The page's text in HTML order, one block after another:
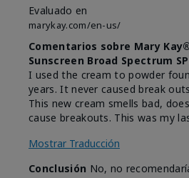
Evaluado en
marykay.com/en-us/
Comentarios sobre Mary
Sunscreen Broad Spectrum
I used the cream to powder
years. It never caused break
This new cream smells bad,
cause breakouts. This was my
Mostrar Traducción
Conclusión No, no